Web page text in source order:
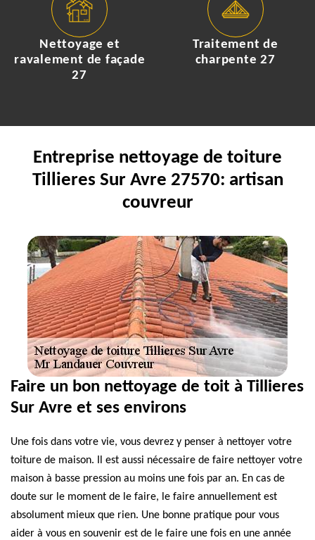
Nettoyage et
ravalement de façade
27
Traitement de
charpente 27
Entreprise nettoyage de toiture
Tillieres Sur Avre 27570: artisan
couvreur
Faire un bon nettoyage de toit à Tillieres
Sur Avre et ses environs
Une fois dans votre vie, vous devrez y penser à nettoyer votre
toiture de maison. Il est aussi nécessaire de faire nettoyer votre
maison à basse pression au moins une fois par an. En cas de
doute sur le moment de le faire, le faire annuellement est
absolument mieux que rien. Une bonne pratique pour vous
aider à vous en souvenir est de le faire une fois en une année